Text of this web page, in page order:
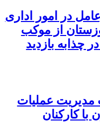
در امور اداری
از موکب
بازدید
عملیات
با کارکنان